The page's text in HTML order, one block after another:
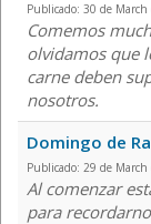
Publicado: 30 de March
Comemos
olvidamos que
carne deben
nosotros.
Domingo de
Publicado: 29 de March
Al comenzar
para